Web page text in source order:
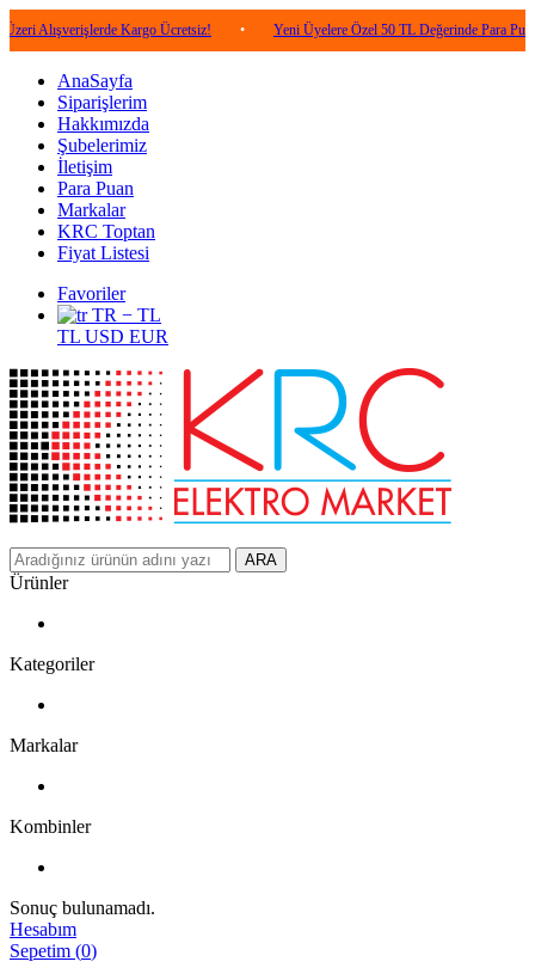
Kargo Ücretsiz! • Yeni Üyelere Özel 50 TL Değerinde Para Puan! •
AnaSayfa
Siparişlerim
Hakkımızda
Şubelerimiz
İletişim
Para Puan
Markalar
KRC Toptan
Fiyat Listesi
Favoriler
TR − TL
TL USD EUR
ARA
Ürünler
Kategoriler
Markalar
Kombinler
Sonuç bulunamadı.
Hesabım
Sepetim (0)